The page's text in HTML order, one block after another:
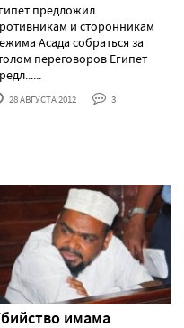
предложил
и сторонникам
Асада собраться за
переговоров Египет
28 АВГУСТА'2012 3
имама